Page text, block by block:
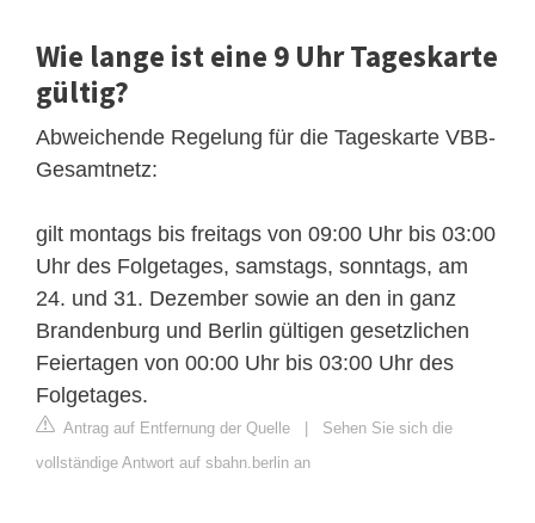
Wie lange ist eine 9 Uhr Tageskarte
gültig?
Abweichende Regelung für die Tageskarte VBB-
Gesamtnetz:
gilt montags bis freitags von 09:00 Uhr bis 03:00
Uhr des Folgetages, samstags, sonntags, am
24. und 31. Dezember sowie an den in ganz
Brandenburg und Berlin gültigen gesetzlichen
Feiertagen von 00:00 Uhr bis 03:00 Uhr des
Folgetages.
Antrag auf Entfernung der Quelle | Sehen Sie sich die
vollständige Antwort auf sbahn.berlin an